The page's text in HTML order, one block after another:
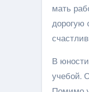
мать
дорогую
В
учебой.